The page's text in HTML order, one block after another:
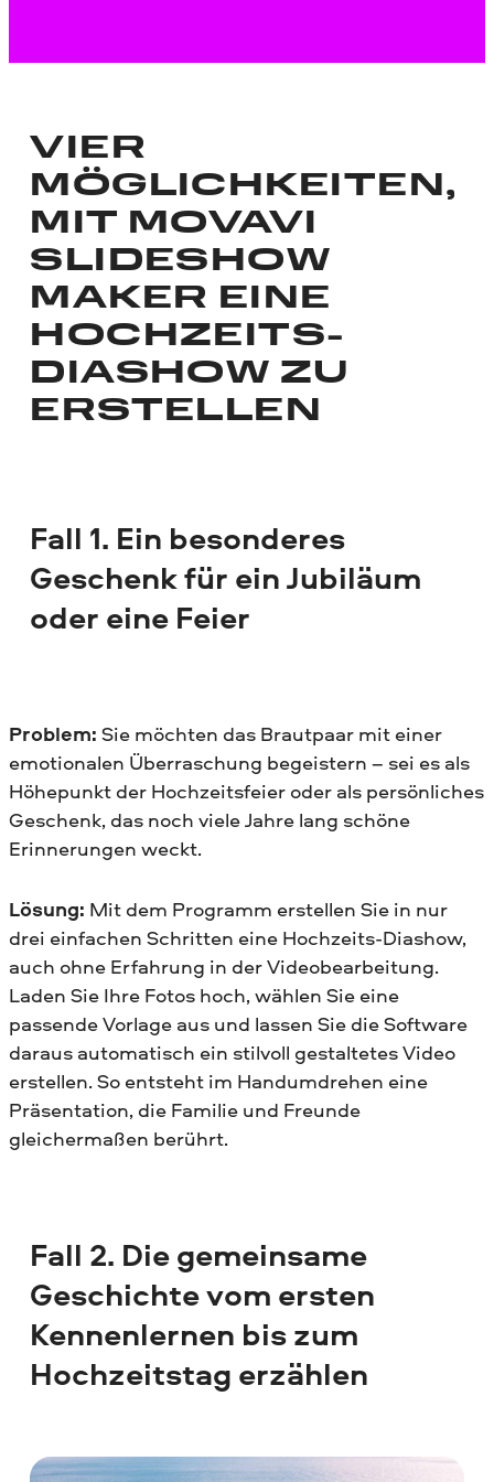
VIER
MÖGLICHKEITEN,
MIT MOVAVI
SLIDESHOW
MAKER EINE
HOCHZEITS-
DIASHOW ZU
ERSTELLEN
Fall 1. Ein besonderes
Geschenk für ein Jubiläum
oder eine Feier
Problem: Sie möchten das Brautpaar mit einer
emotionalen Überraschung begeistern – sei es als
Höhepunkt der Hochzeitsfeier oder als persönliches
Geschenk, das noch viele Jahre lang schöne
Erinnerungen weckt.
Lösung: Mit dem Programm erstellen Sie in nur
drei einfachen Schritten eine Hochzeits-Diashow,
auch ohne Erfahrung in der Videobearbeitung.
Laden Sie Ihre Fotos hoch, wählen Sie eine
passende Vorlage aus und lassen Sie die Software
daraus automatisch ein stilvoll gestaltetes Video
erstellen. So entsteht im Handumdrehen eine
Präsentation, die Familie und Freunde
gleichermaßen berührt.
Fall 2. Die gemeinsame
Geschichte vom ersten
Kennenlernen bis zum
Hochzeitstag erzählen